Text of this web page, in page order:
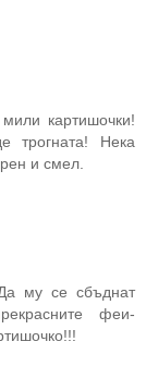
картишочки!
трогната! Нека
и смел.
му се сбъднат
феи-